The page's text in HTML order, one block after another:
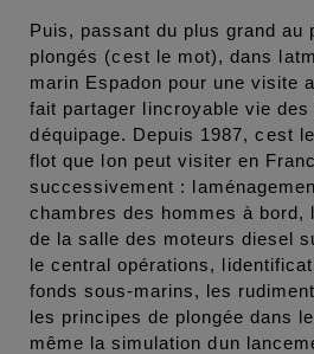
Puis, passant du plus grand au
plongés (cest le mot), dans
marin Espadon pour une visite
fait partager lincroyable vie
déquipage. Depuis 1987, cest
flot que lon peut visiter en
successivement :
chambres des hommes à bord,
de la salle des moteurs diesel
le central opérations,
fonds sous-marins, les
les principes de plongée dans
même la simulation dun